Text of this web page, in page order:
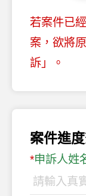
若案件已
案，欲將
訴」。
案件進
申訴人姓